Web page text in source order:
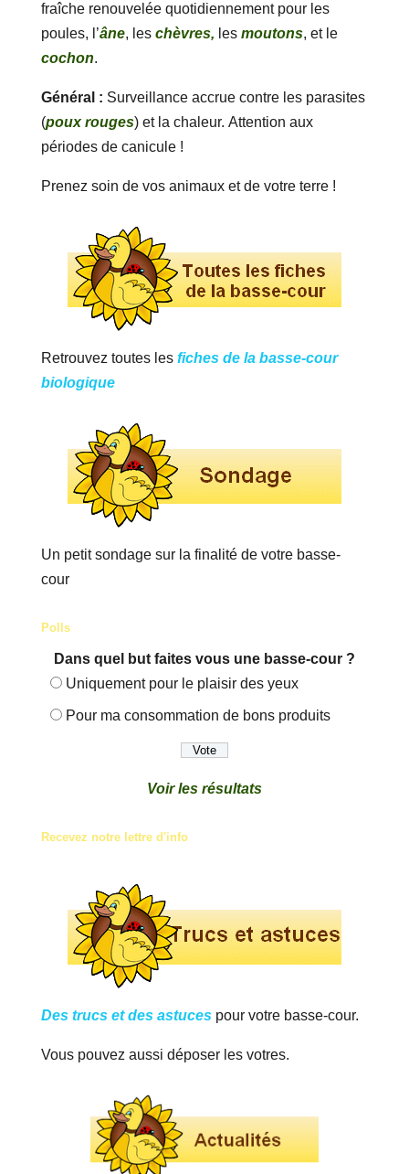
fraîche renouvelée quotidiennement pour les
poules, l’âne, les chèvres, les moutons, et le
cochon.
Général : Surveillance accrue contre les parasites
(poux rouges) et la chaleur. Attention aux
périodes de canicule !
Prenez soin de vos animaux et de votre terre !
Retrouvez toutes les fiches de la basse-cour
biologique
Un petit sondage sur la finalité de votre basse-
cour
Polls
Dans quel but faites vous une basse-cour ?
Uniquement pour le plaisir des yeux
Pour ma consommation de bons produits
Voir les résultats
Recevez notre lettre d'info
Des trucs et des astucespour votre basse-cour.
Vous pouvez aussi déposer les votres.